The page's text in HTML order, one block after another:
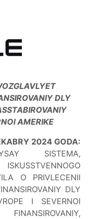
DLY
AMERIKE
2024 GODA:
SISTEMA,
O PRIVLECENII
DLY
I SEVERNOI